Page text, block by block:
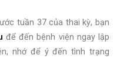
tuần 37 của thai kỳ, bạn
để đến bệnh viện ngay lập
nhớ để ý đến tình trạng